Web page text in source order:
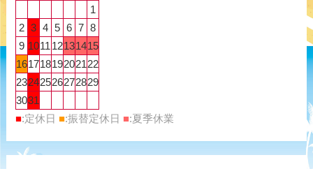
1
2 3 4 5 6 7 8
9 1011 12131415
16171819202122
23242526272829
3031
■:定休日 ■:振替定休日 ■:夏季休業